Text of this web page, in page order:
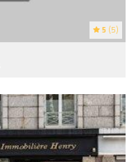
5 (5)